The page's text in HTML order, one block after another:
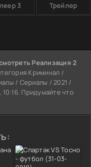
3 Трейлер
Реализация 2
Криминал /
/ Сериалы / 2021 /
Придумайте что